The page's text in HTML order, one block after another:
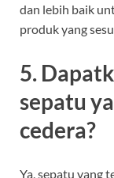
dan lebih baik
produk yang
5.
sepatu
cedera?
Ya, sepatu yang